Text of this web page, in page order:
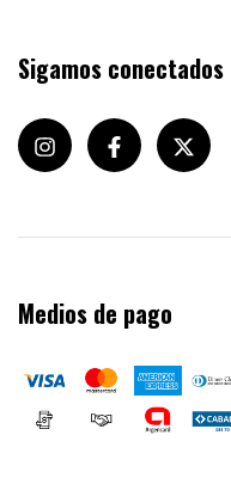
Sigamos conectados
Medios de pago